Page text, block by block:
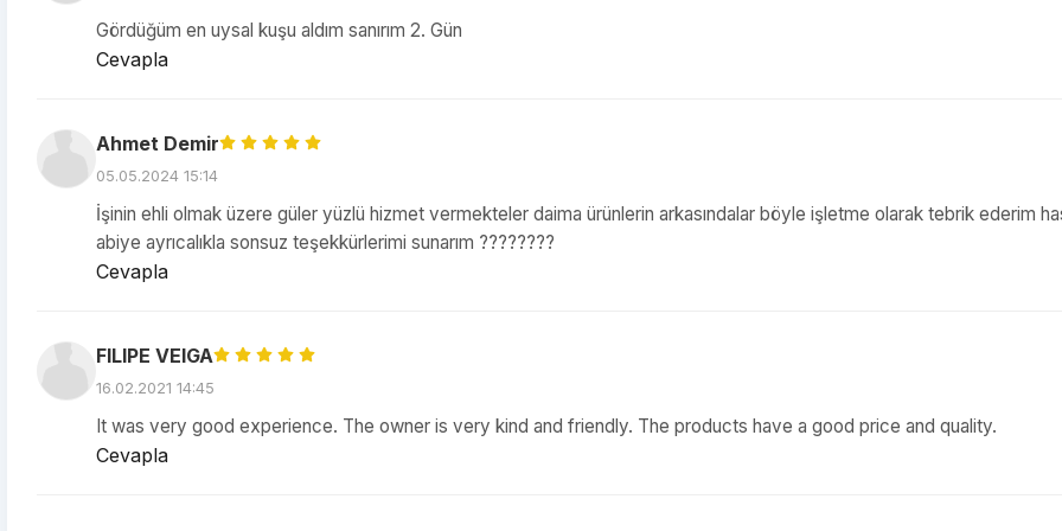
Gördüğüm en uysal kuşu aldım sanırım 2. Gün
Cevapla
Ahmet Demir
05.05.2024 15:14
İşinin ehli olmak üzere güler yüzlü hizmet vermekteler daima ürünlerin arkasındalar böyle işletme olarak tebrik ederim
abiye ayrıcalıkla sonsuz teşekkürlerimi sunarım ????????
Cevapla
FILIPE VEIGA
16.02.2021 14:45
It was very good experience. The owner is very kind and friendly. The products have a good price and quality.
Cevapla